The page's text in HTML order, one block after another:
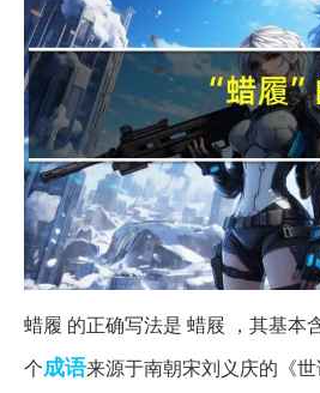
蜡履 的正确写法是 蜡屐 ，其基本
个成语来源于南朝宋刘义庆的《